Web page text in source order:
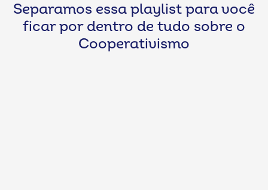
Separamos essa playlist para você
ficar por dentro de tudo sobre o
Cooperativismo